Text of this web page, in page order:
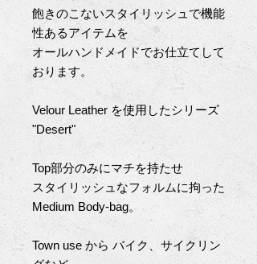
飽きのこないスタイリッシュで機能
性あるアイテムを
オールハンドメイドでお仕立てして
おります。
Velour Leather を使用したシリーズ
"Desert"
Top部分のみにマチを持たせ
スタイリッシュなフォルムに拘った
Medium Body-bag。
Town use から バイク、サイクリン